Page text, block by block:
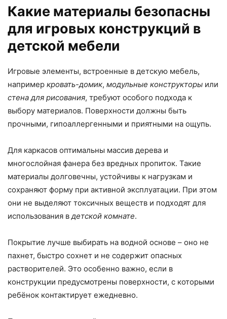
Какие материалы безопасны
для игровых конструкций в
детской мебели
Игровые элементы, встроенные в детскую мебель,
например кровать-домик, модульные конструкторы или
стена для рисования, требуют особого подхода к
выбору материалов. Поверхности должны быть
прочными, гипоаллергенными и приятными на ощупь.
Для каркасов оптимальны массив дерева и
многослойная фанера без вредных пропиток. Такие
материалы долговечны, устойчивы к нагрузкам и
сохраняют форму при активной эксплуатации. При этом
они не выделяют токсичных веществ и подходят для
использования вдетской комнате.
Покрытие лучше выбирать на водной основе – оно не
пахнет, быстро сохнет и не содержит опасных
растворителей. Это особенно важно, если в
конструкции предусмотрены поверхности, с которыми
ребёнок контактирует ежедневно.